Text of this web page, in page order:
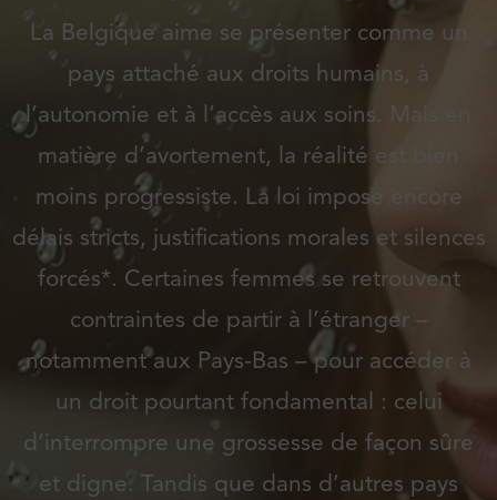
La Belgique aime se présenter comme un
pays attaché aux droits humains, à
l’autonomie et à l’accès aux soins. Mais en
matière d’avortement, la réalité est bien
moins progressiste. La loi impose encore
délais stricts, justifications morales et silences
forcés*. Certaines femmes se retrouvent
contraintes de partir à l’étranger –
notamment aux Pays-Bas – pour accéder à
un droit pourtant fondamental : celui
d’interrompre une grossesse de façon sûre
et digne. Tandis que dans d’autres pays